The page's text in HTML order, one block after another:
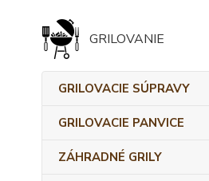
GRILOVANIE
GRILOVACIE SÚPRAVY
GRILOVACIE PANVICE
ZÁHRADNÉ GRILY